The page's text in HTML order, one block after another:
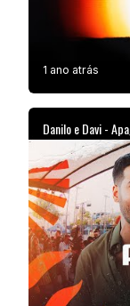
1 ano atrás
Danilo e Davi -